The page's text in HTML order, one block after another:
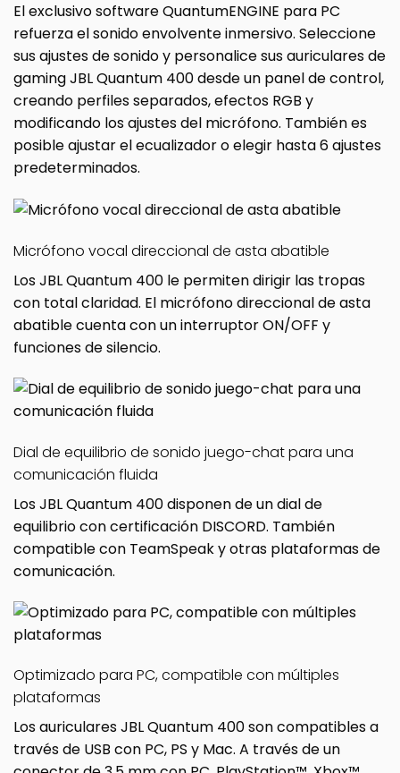
El exclusivo software QuantumENGINE para PC
refuerza el sonido envolvente inmersivo. Seleccione
sus ajustes de sonido y personalice sus auriculares de
gaming JBL Quantum 400 desde un panel de control,
creando perfiles separados, efectos RGB y
modificando los ajustes del micrófono. También es
posible ajustar el ecualizador o elegir hasta 6 ajustes
predeterminados.
Micrófono vocal direccional de asta abatible
Los JBL Quantum 400 le permiten dirigir las tropas
con total claridad. El micrófono direccional de asta
abatible cuenta con un interruptor ON/OFF y
funciones de silencio.
Dial de equilibrio de sonido juego-chat para una
comunicación fluida
Los JBL Quantum 400 disponen de un dial de
equilibrio con certificación DISCORD. También
compatible con TeamSpeak y otras plataformas de
comunicación.
Optimizado para PC, compatible con múltiples
plataformas
Los auriculares JBL Quantum 400 son compatibles a
través de USB con PC, PS y Mac. A través de un